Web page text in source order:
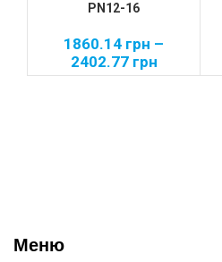
PN12-16
1860.14 грн –
2402.77 грн
Меню